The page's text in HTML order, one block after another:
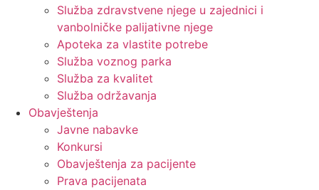
Služba zdravstvene njege u zajednici i
vanbolničke palijativne njege
Apoteka za vlastite potrebe
Služba voznog parka
Služba za kvalitet
Služba održavanja
Obavještenja
Javne nabavke
Konkursi
Obavještenja za pacijente
Prava pacijenata